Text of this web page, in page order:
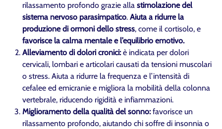
rilassamento profondo grazie alla stimolazione del
sistema nervoso parasimpatico. Aiuta a ridurre la
produzione di ormoni dello stress, come il cortisolo, e
favorisce la calma mentale e l’equilibrio emotivo.
Alleviamento di dolori cronici:è indicata per dolori
cervicali, lombari e articolari causati da tensioni muscolari
o stress. Aiuta a ridurre la frequenza e l’intensità di
cefalee ed emicranie e migliora la mobilità della colonna
vertebrale, riducendo rigidità e infiammazioni.
Miglioramento della qualità del sonno:favorisce un
rilassamento profondo, aiutando chi soffre di insonnia o